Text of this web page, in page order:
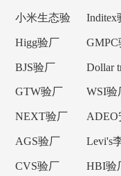
小米生态验
厂
Inditex
Higg验厂 GMPC
BJS验厂
Dollar
元树验
GTW验厂 WSI验
NEXT验厂
ADEO
验厂
AGS验厂
Levi's
验厂
CVS验厂 HBI验